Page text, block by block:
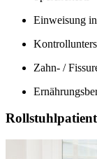
Einweisung
Zahn- /